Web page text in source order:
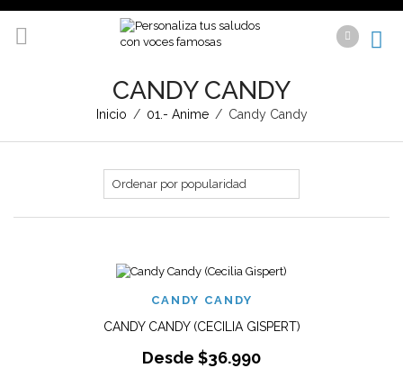
CANDY CANDY
Inicio / 01.- Anime / Candy Candy
CANDY CANDY
CANDY CANDY (CECILIA GISPERT)
Desde $36.990